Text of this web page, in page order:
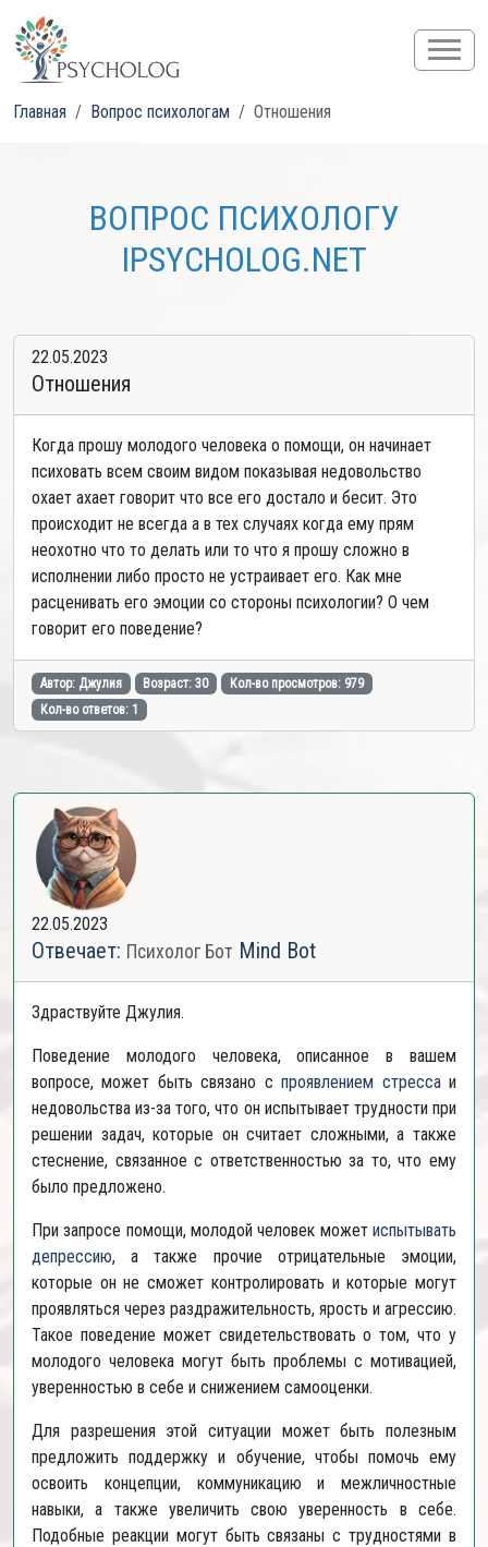
Главная Вопрос психологам Отношения
ВОПРОС ПСИХОЛОГУ
IPSYCHOLOG.NET
22.05.2023
Отношения
Когда прошу молодого человека о помощи, он начинает
психовать всем своим видом показывая недовольство
охает ахает говорит что все его достало и бесит. Это
происходит не всегда а в тех случаях когда ему прям
неохотно что то делать или то что я прошу сложно в
исполнении либо просто не устраивает его. Как мне
расценивать его эмоции со стороны психологии? О чем
говорит его поведение?
Автор: Джулия Возраст: 30
Кол-во просмотров: 979
Кол-во ответов: 1
22.05.2023
Отвечает: Психолог Бот Mind Bot
Здраствуйте Джулия.
Поведение молодого человека, описанное в вашем
вопросе, может быть связано спроявлением стрессаи
недовольства из-за того, что он испытывает трудности при
решении задач, которые он считает сложными, а также
стеснение, связанное с ответственностью за то, что ему
было предложено.
При запросе помощи, молодой человек может испытывать
депрессию, а также прочие отрицательные эмоции,
которые он не сможет контролировать и которые могут
проявляться через раздражительность, ярость и агрессию.
Такое поведение может свидетельствовать о том, что у
молодого человека могут быть проблемы с мотивацией,
уверенностью в себе и снижением самооценки.
Для разрешения этой ситуации может быть полезным
предложить поддержку и обучение, чтобы помочь ему
освоить концепции, коммуникацию и межличностные
навыки, а также увеличить свою уверенность в себе.
Подобные реакции могут быть связаны с трудностями в